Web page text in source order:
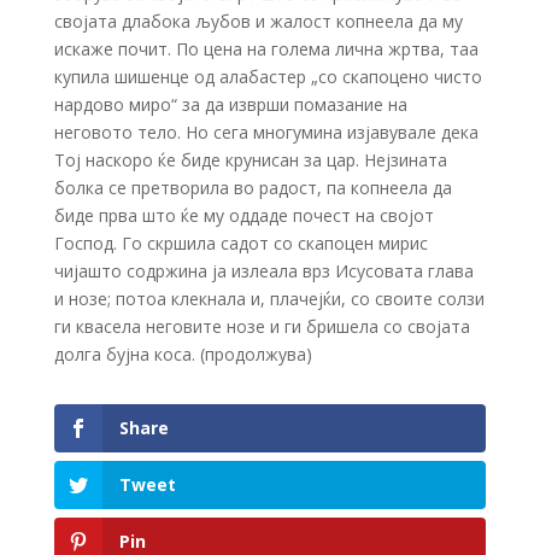
својата длабока љубов и жалост копнеела да му
искаже почит. По цена на голема лична жртва, таа
купила шишенце од алабастер „со скапоцено чисто
нардово миро“ за да изврши помазание на
неговото тело. Но сега многумина изјавувале дека
Тој наскоро ќе биде крунисан за цар. Нејзината
болка се претворила во радост, па копнеела да
биде прва што ќе му оддаде почест на својот
Господ. Го скршила садот со скапоцен мирис
чијашто содржина ја излеала врз Исусовата глава
и нозе; потоа клекнала и, плачејќи, со своите солзи
ги квасела неговите нозе и ги бришела со својата
долга бујна коса. (продолжува)
Share
Tweet
Pin